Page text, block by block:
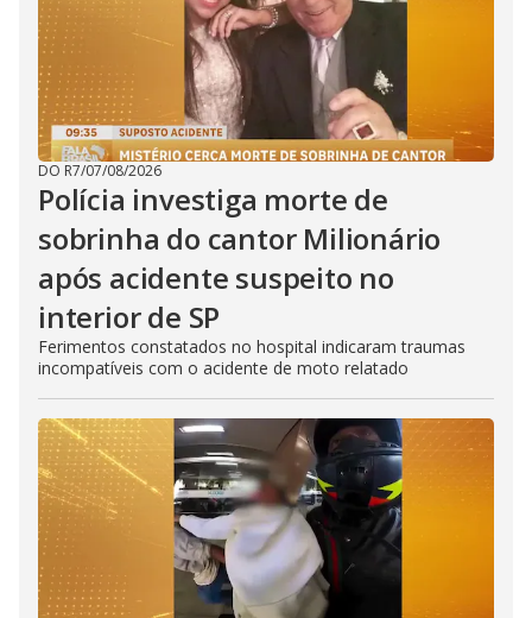
DO R7/07/08/2026
Polícia investiga morte de
sobrinha do cantor Milionário
após acidente suspeito no
interior de SP
Ferimentos constatados no hospital indicaram traumas
incompatíveis com o acidente de moto relatado